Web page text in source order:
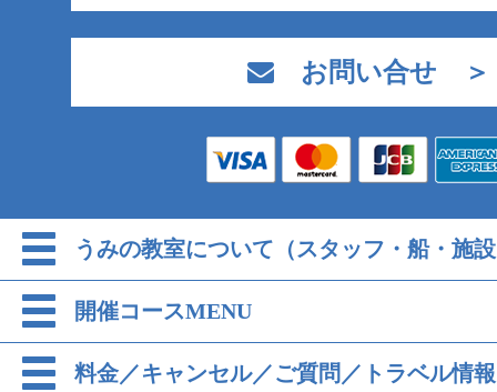
お問い合せ ＞
うみの教室について（スタッフ・船・施
開催コースMENU
料金／キャンセル／ご質問／トラベル情報